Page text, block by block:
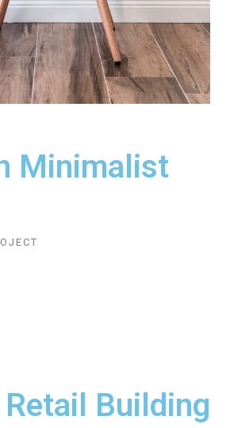
Minimalist
Building